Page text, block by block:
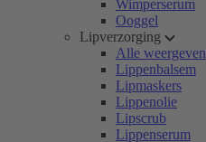
Wimperserum
Ooggel
Lipverzorging
Alle weergeven
Lippenbalsem
Lipmaskers
Lippenolie
Lipscrub
Lippenserum